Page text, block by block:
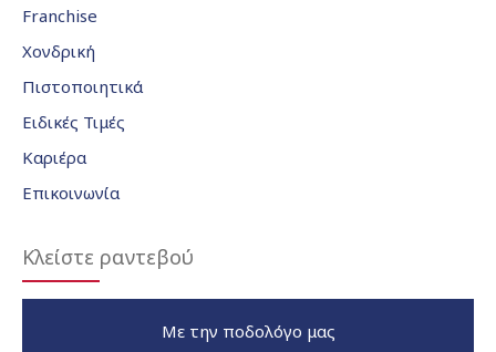
Franchise
Χονδρική
Πιστοποιητικά
Ειδικές Τιμές
Καριέρα
Επικοινωνία
Κλείστε ραντεβού
Με την ποδολόγο μας